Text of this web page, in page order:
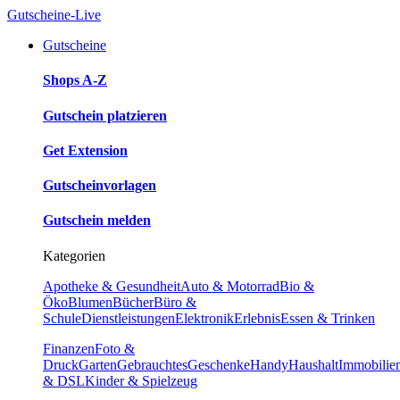
Gutscheine-Live
Gutscheine
Shops A-Z
Gutschein platzieren
Get Extension
Gutscheinvorlagen
Gutschein melden
Kategorien
Apotheke & GesundheitAuto & MotorradBio &
ÖkoBlumenBücherBüro &
SchuleDienstleistungenElektronikErlebnisEssen & Trinken
FinanzenFoto &
DruckGartenGebrauchtesGeschenkeHandyHaushalt
& DSLKinder & Spielzeug